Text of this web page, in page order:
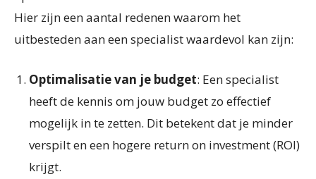
Hier zijn een aantal redenen waarom het
uitbesteden aan een specialist waardevol kan zijn:
Optimalisatie van je budget: Een specialist
heeft de kennis om jouw budget zo effectief
mogelijk in te zetten. Dit betekent dat je minder
verspilt en een hogere return on investment (ROI)
krijgt.